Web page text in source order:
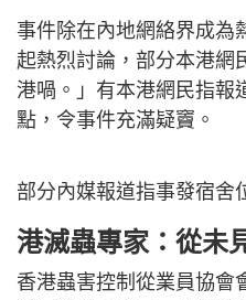
事件除在內地網絡界成為
起熱烈討論，部分本港網
港喎。」有本港網民指報
點，令事件充滿疑竇。
部分內媒報道指事發宿舍
港滅蟲專家：從未
香港蟲害控制從業員協會